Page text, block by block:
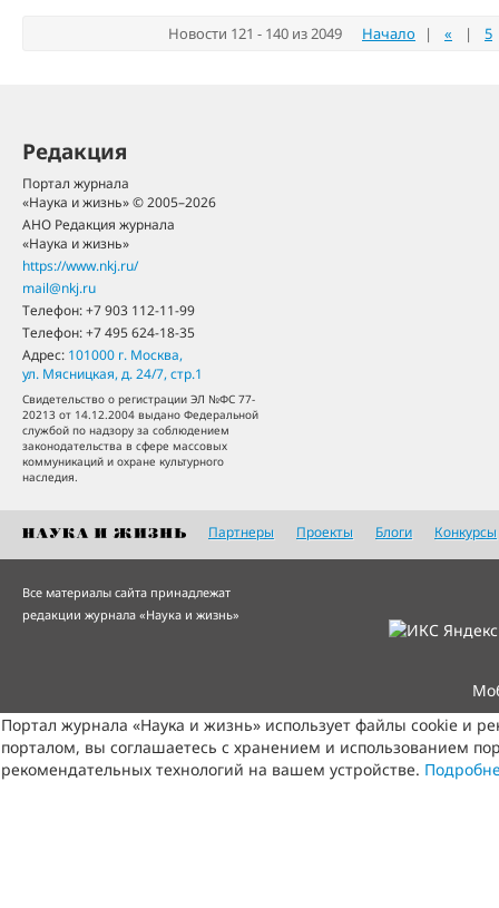
Новости 121 - 140 из 2049 Начало | « | 5
Редакция
Портал журнала
«Наука и жизнь» © 2005–2026
АНО Редакция журнала
«Наука и жизнь»
https://www.nkj.ru/
mail@nkj.ru
Телефон:+7 903 112-11-99
Телефон:+7 495 624-18-35
Адрес: 101000 г. Москва,
ул. Мясницкая, д. 24/7, стр.1
Свидетельство о регистрации ЭЛ №ФС 77-
20213 от 14.12.2004 выдано Федеральной
службой по надзору за соблюдением
законодательства в сфере массовых
коммуникаций и охране культурного
наследия.
Партнеры Проекты Блоги Конкурсы
Все материалы сайта принадлежат
редакции журнала «Наука и жизнь»
Портал журнала «Наука и жизнь» использует файлы cookie и
порталом, вы соглашаетесь с хранением и использованием
рекомендательных технологий на вашем устройстве.